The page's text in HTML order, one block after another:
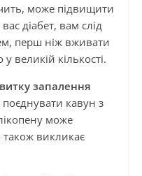
може підвищити
діабет, вам слід
перш ніж вживати
великій кількості.
запалення
кавун з
може
також викликає